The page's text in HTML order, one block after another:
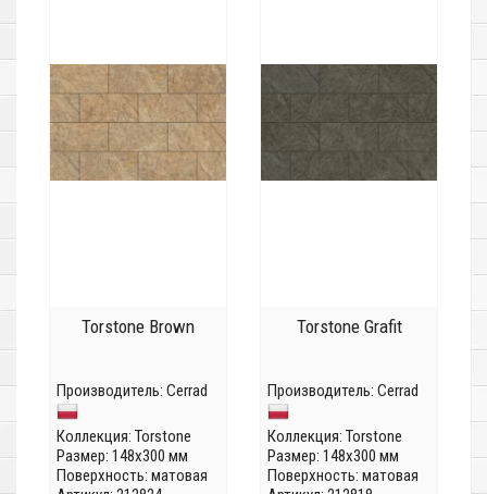
Torstone Brown
Производитель: Cerrad
Коллекция: Torstone
Размер: 148x300 мм
Поверхность: матовая
Torstone Grafit
Производитель: Cerrad
Коллекция: Torstone
Размер: 148x300 мм
Поверхность: матовая